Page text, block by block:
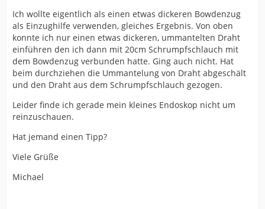
Ich wollte eigentlich als einen etwas dickeren Bowdenzug
als Einzughilfe verwenden, gleiches Ergebnis. Von oben
konnte ich nur einen etwas dickeren, ummantelten Draht
einführen den ich dann mit 20cm Schrumpfschlauch mit
dem Bowdenzug verbunden hatte. Ging auch nicht. Hat
beim durchziehen die Ummantelung von Draht abgeschält
und den Draht aus dem Schrumpfschlauch gezogen.
Leider finde ich gerade mein kleines Endoskop nicht um
reinzuschauen.
Hat jemand einen Tipp?
Viele Grüße
Michael